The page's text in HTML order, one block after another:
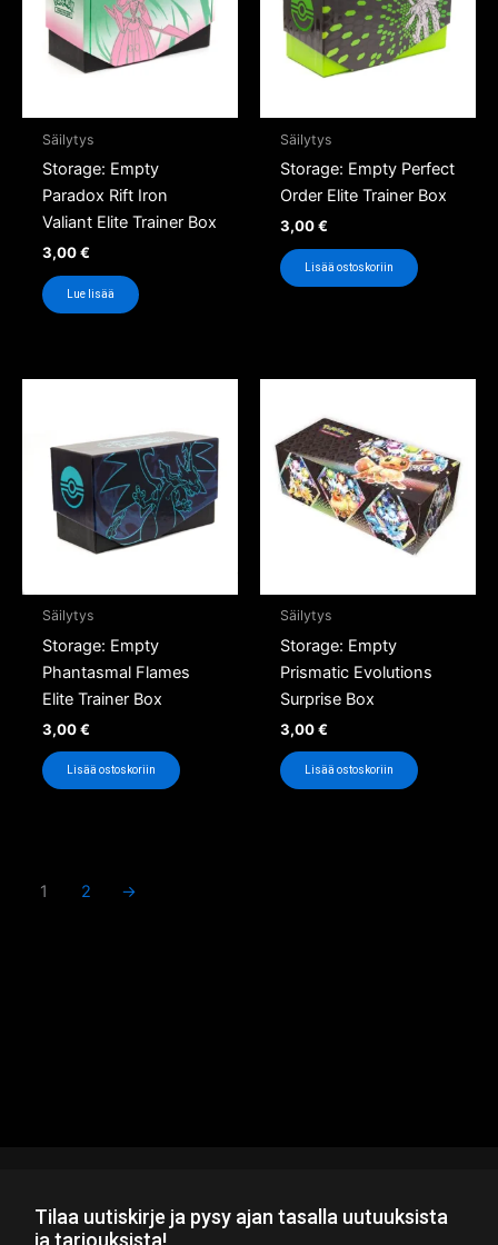
Säilytys
Storage: Empty
Paradox Rift Iron
Valiant Elite Trainer Box
3,00€
Lue lisää
Säilytys
Storage: Empty Perfect
Order Elite Trainer Box
3,00€
Lisää ostoskoriin
Säilytys
Storage: Empty
Phantasmal Flames
Elite Trainer Box
3,00€
Lisää ostoskoriin
Säilytys
Storage: Empty
Prismatic Evolutions
Surprise Box
3,00€
Lisää ostoskoriin
1 2 →
Tilaa uutiskirje ja pysy ajan tasalla uutuuksista
ja tarjouksista!